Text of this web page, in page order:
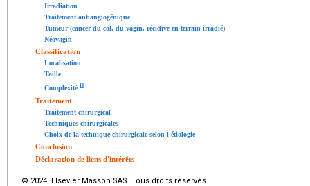
Irradiation
Traitement antiangiogénique
Tumeur (cancer du col, du vagin, récidive en terrain irradié)
Néovagin
Classification
Localisation
Taille
Complexité[]
Traitement
Traitement chirurgical
Techniques chirurgicales
Choix de la technique chirurgicale selon l'étiologie
Conclusion
Déclaration de liens d'intérêts
© 2024 Elsevier Masson SAS. Tous droits réservés.